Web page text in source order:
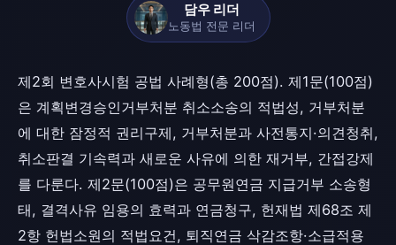
담우 리더
노동법 전문 리더
제2회 변호사시험 공법 사례형(총 200점). 제1문(100점)
은 계획변경승인거부처분 취소소송의 적법성, 거부처분
에 대한 잠정적 권리구제, 거부처분과 사전통지·의견청취,
취소판결 기속력과 새로운 사유에 의한 재거부, 간접강제
를 다룬다. 제2문(100점)은 공무원연금 지급거부 소송형
태, 결격사유 임용의 효력과 연금청구, 헌재법 제68조 제
2항 헌법소원의 적법요건, 퇴직연금 삭감조항·소급적용